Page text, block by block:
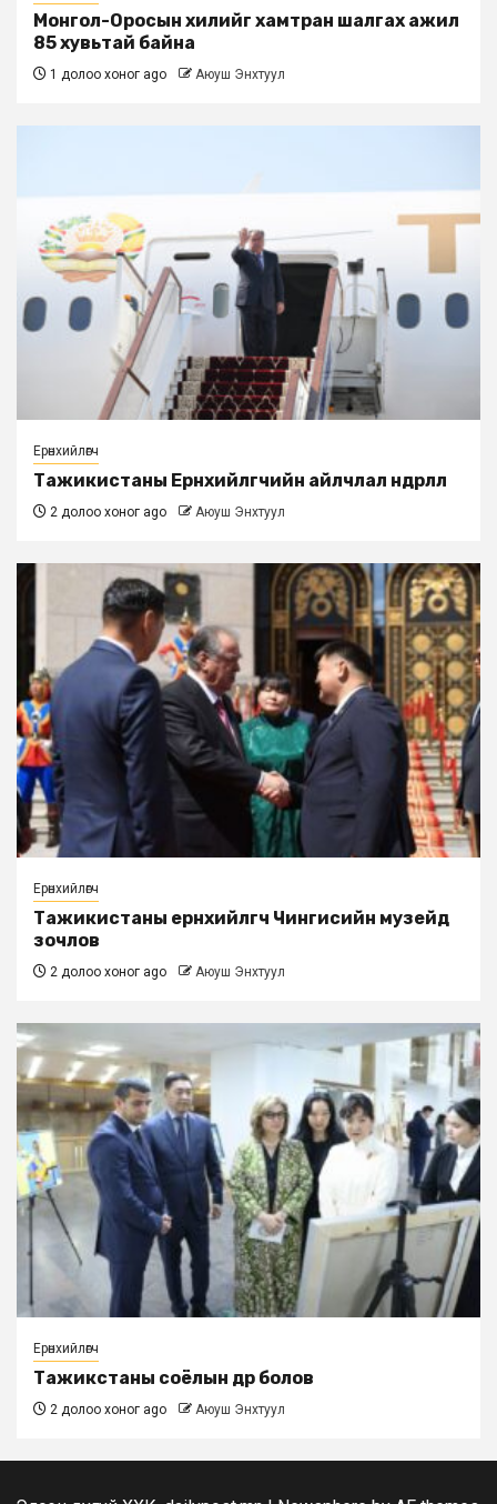
Монгол-Оросын хилийг хамтран шалгах ажил
85 хувьтай байна
1 долоо хоног ago Аюуш Энхтуул
Ерөнхийлөгч
Тажикистаны Ерөнхийлөгчийн айлчлал өндөрлөлөө
2 долоо хоног ago Аюуш Энхтуул
Ерөнхийлөгч
Тажикистаны ерөнхийлөгч Чингисийн музейд
зочлов
2 долоо хоног ago Аюуш Энхтуул
Ерөнхийлөгч
Тажикстаны соёлын өдөр болов
2 долоо хоног ago Аюуш Энхтуул